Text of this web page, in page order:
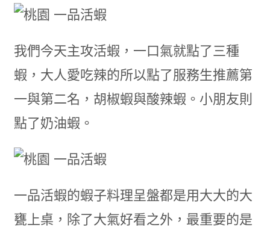
我們今天主攻活蝦，一口氣就點了三種
蝦，大人愛吃辣的所以點了服務生推薦第
一與第二名，胡椒蝦與酸辣蝦。小朋友則
點了奶油蝦。
一品活蝦的蝦子料理呈盤都是用大大的大
甕上桌，除了大氣好看之外，最重要的是